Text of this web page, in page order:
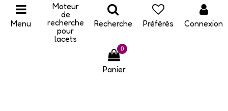
Menu
Moteur
de
recherche
pour
lacets
Recherche Préférés Connexion
0
Panier